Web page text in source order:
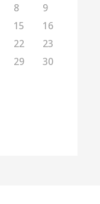
8
9
15
16
22
23
29
30